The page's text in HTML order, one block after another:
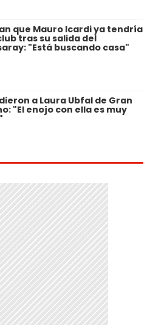
que Mauro Icardi ya tendría
tras su salida del
"Está buscando casa"
a Laura Ubfal de Gran
"El enojo con ella es muy